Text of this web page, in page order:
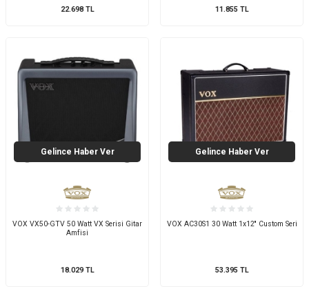
22.698TL 11.855TL
VOX VX50-GTV 50 Watt VX Serisi Gitar
Amfisi
18.029TL
Gelince Haber Ver
VOX AC30S1 30 Watt 1x12'' Custom Seri
53.395TL
Gelince Haber Ver